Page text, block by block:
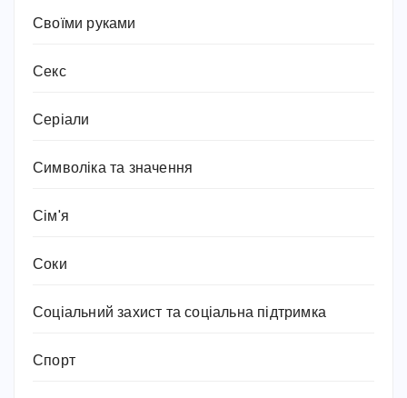
Своїми руками
Секс
Серіали
Символіка та значення
Сім'я
Соки
Соціальний захист та соціальна підтримка
Спорт